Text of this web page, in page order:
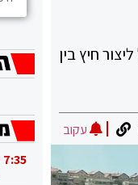
חיץ בין
עקוב
7:35